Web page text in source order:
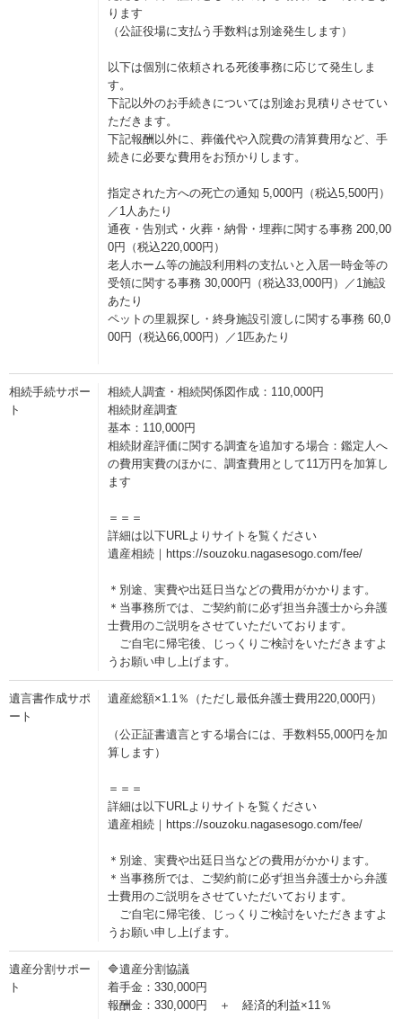
ります
（公証役場に支払う手数料は別途発生します）
以下は個別に依頼される死後事務に応じて発生しま
す。
下記以外のお手続きについては別途お見積りさせてい
ただきます。
下記報酬以外に、葬儀代や入院費の清算費用など、手
続きに必要な費用をお預かりします。
指定された方への死亡の通知 5,000円（税込5,500円）
／1人あたり
通夜・告別式・火葬・納骨・埋葬に関する事務 200,00
0円（税込220,000円）
老人ホーム等の施設利用料の支払いと入居一時金等の
受領に関する事務 30,000円（税込33,000円）／1施設
あたり
ペットの里親探し・終身施設引渡しに関する事務 60,0
00円（税込66,000円）／1匹あたり
相続手続サポー
ト
相続人調査・相続関係図作成：110,000円
相続財産調査
基本：110,000円
相続財産評価に関する調査を追加する場合：鑑定人へ
の費用実費のほかに、調査費用として11万円を加算し
ます
＝＝＝
詳細は以下URLよりサイトを覧ください
遺産相続｜https://souzoku.nagasesogo.com/fee/
＊別途、実費や出廷日当などの費用がかかります。
＊当事務所では、ご契約前に必ず担当弁護士から弁護
士費用のご説明をさせていただいております。
ご自宅に帰宅後、じっくりご検討をいただきますよ
うお願い申し上げます。
遺言書作成サポ
ート
遺産総額×1.1％（ただし最低弁護士費用220,000円）
（公正証書遺言とする場合には、手数料55,000円を加
算します）
＝＝＝
詳細は以下URLよりサイトを覧ください
遺産相続｜https://souzoku.nagasesogo.com/fee/
＊別途、実費や出廷日当などの費用がかかります。
＊当事務所では、ご契約前に必ず担当弁護士から弁護
士費用のご説明をさせていただいております。
ご自宅に帰宅後、じっくりご検討をいただきますよ
うお願い申し上げます。
遺産分割サポー
ト
🔷遺産分割協議
着手金：330,000円
報酬金：330,000円 ＋ 経済的利益×11％